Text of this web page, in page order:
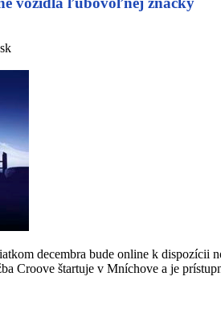
decembra bude online k
Croove štartuje v Mníchove a je